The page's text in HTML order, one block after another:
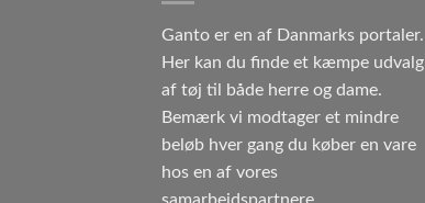
Ganto er en af Danmarks portaler.
Her kan du finde et kæmpe udvalg
af tøj til både herre og dame.
Bemærk vi modtager et mindre
beløb hver gang du køber en vare
hos en af vores